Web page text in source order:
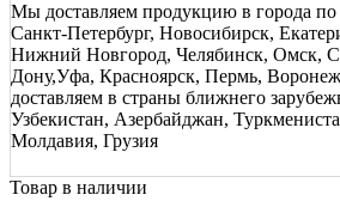
Мы доставляем продукцию в города
Санкт-Петербург, Новосибирск,
Нижний Новгород, Челябинск, Омск,
Дону,Уфа, Красноярск, Пермь,
доставляем в страны ближнего
Узбекистан, Азербайджан,
Молдавия, Грузия
Товар в наличии